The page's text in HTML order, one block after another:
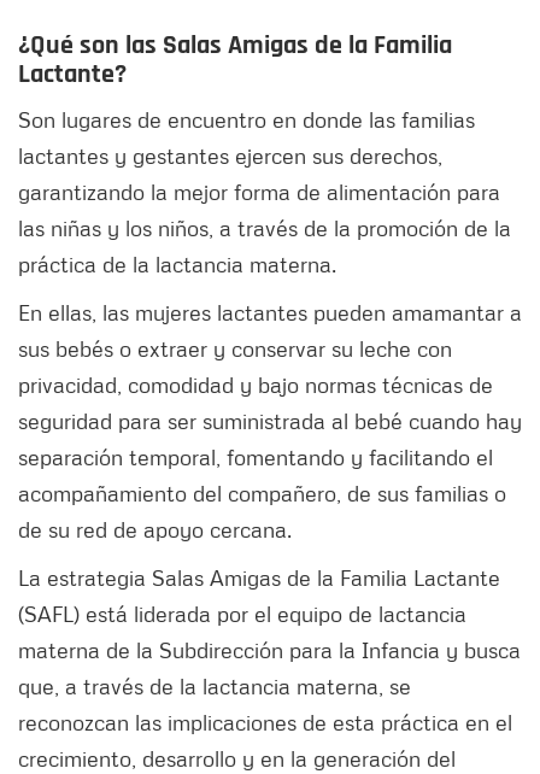
¿Qué son las Salas Amigas de la Familia
Lactante?
Son lugares de encuentro en donde las familias
lactantes y gestantes ejercen sus derechos,
garantizando la mejor forma de alimentación para
las niñas y los niños, a través de la promoción de la
práctica de la lactancia materna.
En ellas, las mujeres lactantes pueden amamantar a
sus bebés o extraer y conservar su leche con
privacidad, comodidad y bajo normas técnicas de
seguridad para ser suministrada al bebé cuando hay
separación temporal, fomentando y facilitando el
acompañamiento del compañero, de sus familias o
de su red de apoyo cercana.
La estrategia Salas Amigas de la Familia Lactante
(SAFL) está liderada por el equipo de lactancia
materna de la Subdirección para la Infancia y busca
que, a través de la lactancia materna, se
reconozcan las implicaciones de esta práctica en el
crecimiento, desarrollo y en la generación del